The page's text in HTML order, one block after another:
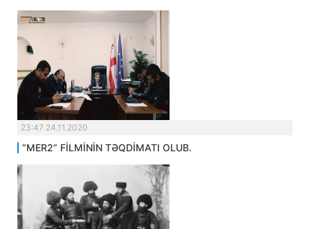
23:47 24.11.2020
“MER2” FİLMİNİN TƏQDİMATI OLUB.